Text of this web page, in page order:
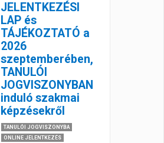
JELENTKEZÉSI
LAP és
TÁJÉKOZTATÓ a
2026
szeptemberében,
TANULÓI
JOGVISZONYBAN
induló szakmai
képzésekről
TANULÓI JOGVISZONYBA
ONLINE JELENTKEZÉS